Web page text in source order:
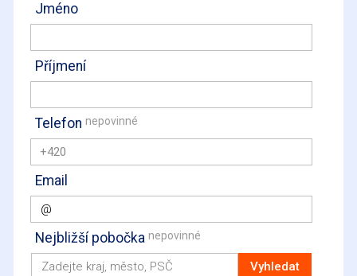
Jméno
Příjmení
Telefon nepovinné
+420
Email
Nejbližší pobočka nepovinné